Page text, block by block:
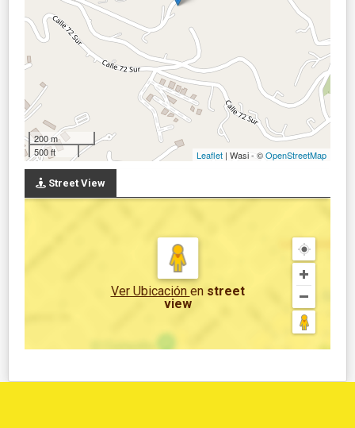
200 m
500 ft
Leaflet | Wasi - ©OpenStreetMap
Street View
Ver Ubicación en street
view